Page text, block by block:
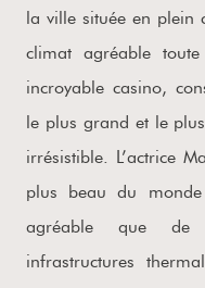
la ville située en plein
climat agréable
incroyable casino,
le plus grand et le
irrésistible. L’actrice
plus beau du
agréable que de
infrastructures